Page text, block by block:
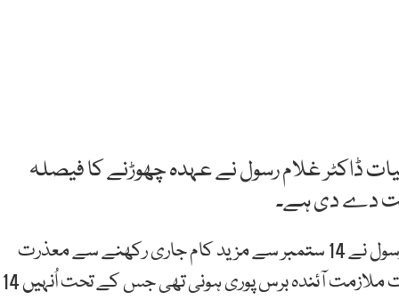
ڈاکٹر غلام رسول نے عہدہ چھوڑنے کا فیصلہ
دے دی ہے۔
ذرائع کے مطابق ڈی جی محکمہ موسمیات ڈاکٹر غلام رسول نے 14 ستمبر سے مزید کام جاری رکھنے سے معذرت
کرتے ہوئے قبل از وقت ریٹائرمنٹ لے لی ہے۔ اُن کی مدت ملازمت آئندہ برس پوری ہونی تھی جس کے تحت اُنہیں 14